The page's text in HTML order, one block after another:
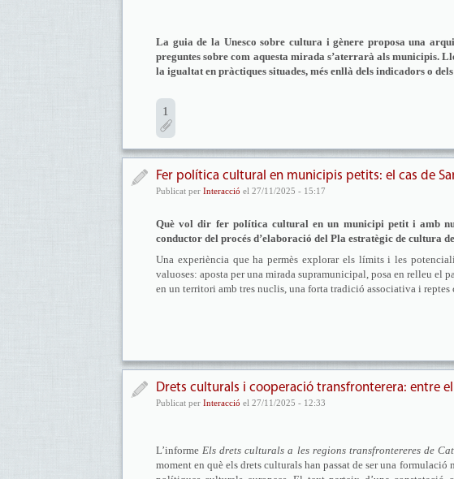
La guia de la Unesco sobre cultura i gènere proposa una
preguntes sobre com aquesta mirada s’aterrarà als municipis.
la igualtat en pràctiques situades, més enllà dels indicadors o
1
Fer política cultural en municipis petits: el cas de
Publicat per Interacció el 27/11/2025 - 15:17
Què vol dir fer política cultural en un municipi petit i amb
conductor del procés d’elaboració del Pla estratègic de cultura
Una experiència que ha permès explorar els límits i les
valuoses: aposta per una mirada supramunicipal, posa en relleu el
en un territori amb tres nuclis, una forta tradició associativa i reptes
Drets culturals i cooperació transfronterera: entre
Publicat per Interacció el 27/11/2025 - 12:33
L’informeEls drets culturals a les regions transfrontereres de
moment en què els drets culturals han passat de ser una